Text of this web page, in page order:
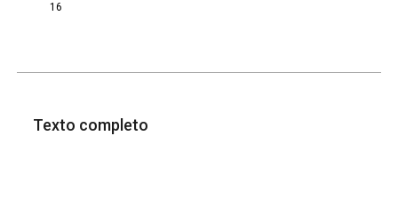
16
Texto completo